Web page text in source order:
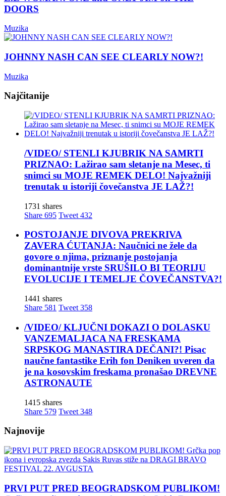
DOORS
Muzika
JOHNNY NASH CAN SEE CLEARLY NOW?!
Muzika
Najčitanije
/VIDEO/ STENLI KJUBRIK NA SAMRTI
PRIZNAO: Lažirao sam sletanje na Mesec, ti
snimci su MOJE REMEK DELO! Najvažniji
trenutak u istoriji čovečanstva JE LAŽ?!
1731 shares
Share 695 Tweet 432
POSTOJANJE DIVOVA PREKRIVA
ZAVERA ĆUTANJA: Naučnici ne žele da
govore o njima, priznanje postojanja
dominantnije vrste SRUŠILO BI TEORIJU
EVOLUCIJE I TEMELJE ČOVEČANSTVA?!
1441 shares
Share 581 Tweet 358
/VIDEO/ KLJUČNI DOKAZI O DOLASKU
VANZEMALJACA NA FRESKAMA
SRPSKOG MANASTIRA DEČANI?! Pisac
naučne fantastike Erih fon Deniken uveren da
je na kosovskim freskama pronašao DREVNE
ASTRONAUTE
1415 shares
Share 579 Tweet 348
Najnovije
PRVI PUT PRED BEOGRADSKOM PUBLIKOM!